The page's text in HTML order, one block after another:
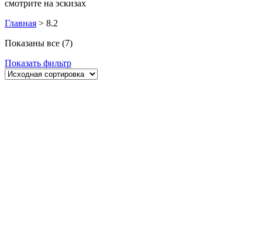
смотрите на эскизах
Главная > 8.2
Показаны все (7)
Показать фильтр